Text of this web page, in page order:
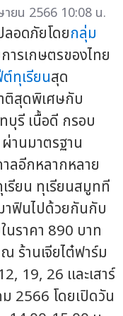
ยน 2566 10:08 น.
อดภัยโดยกลุ่ม
รเกษตรของไทย
ทุเรียนสุด
ติสุดพิเศษกับ
บุรี เนื้อดี กรอบ
านมาตรฐาน
ลอีกหลากหลาย
รียน ทุเรียนสมูทที
าฟินไปด้วยกันกับ
ราคา 890 บาท
ร้านเจียไต๋ฟาร์ม
19, 26 และเสาร์
2566 โดยเปิดวัน